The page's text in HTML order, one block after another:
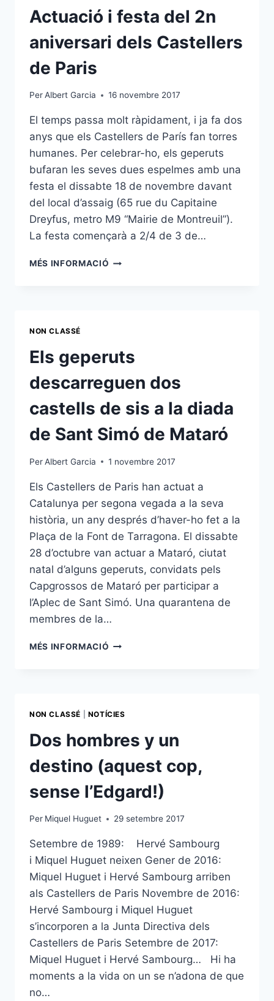
EN
EL
SEGON
ANIVERSARI
PARIS
Actuació i festa del 2n
aniversari dels Castellers
de Paris
PerAlbert Garcia 16 novembre 2017
El temps passa molt ràpidament, i ja fa dos
anys que els Castellers de París fan torres
humanes. Per celebrar-ho, els geperuts
bufaran les seves dues espelmes amb una
festa el dissabte 18 de novembre davant
del local d’assaig (65 rue du Capitaine
Dreyfus, metro M9 “Mairie de Montreuil”).
La festa començarà a 2/4 de 3 de…
MÉS INFORMACIÓ ACTUACIÓ
CASTELLERS
DE
NON CLASSÉ
Els geperuts
descarreguen dos
castells de sis a la diada
de Sant Simó de Mataró
PerAlbert Garcia 1 novembre 2017
Els Castellers de Paris han actuat a
Catalunya per segona vegada a la seva
història, un any després d’haver-ho fet a la
Plaça de la Font de Tarragona. El dissabte
28 d’octubre van actuar a Mataró, ciutat
natal d’alguns geperuts, convidats pels
Capgrossos de Mataró per participar a
l’Aplec de Sant Simó. Una quarantena de
membres de la…
MÉS INFORMACIÓ ELS
LA
DE
SANT
SIMÓ
MATARÓ
NON CLASSÉ NOTÍCIES
Dos hombres y un
destino (aquest cop,
sense l’Edgard!)
Per Miquel Huguet 29 setembre 2017
Setembre de 1989: Hervé Sambourg
i Miquel Huguet neixen Gener de 2016:
Miquel Huguet i Hervé Sambourg arriben
als Castellers de Paris Novembre de 2016:
Hervé Sambourg i Miquel Huguet
s’incorporen a la Junta Directiva dels
Castellers de Paris Setembre de 2017:
Miquel Huguet i Hervé Sambourg… Hi ha
moments a la vida on un se n’adona de que
no…